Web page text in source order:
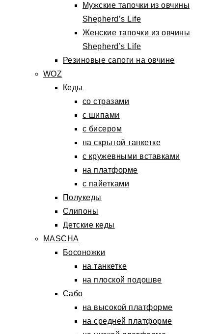
Мужские тапочки из овчины
Shepherd’s Life
Женские тапочки из овчины
Shepherd’s Life
Резиновые сапоги на овчине
WOZ
Кеды
со стразами
с шипами
с бисером
на скрытой танкетке
с кружевными вставками
на платформе
с пайетками
Полукеды
Слипоны
Детские кеды
MASCHA
Босоножки
на танкетке
на плоской подошве
Сабо
на высокой платформе
на средней платформе